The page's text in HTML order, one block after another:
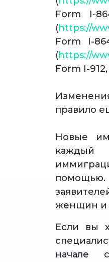
Form I-
(https://
Form I-
(https://
Form I-
правило
Новые
каждый
женщин и
Если вы
начале